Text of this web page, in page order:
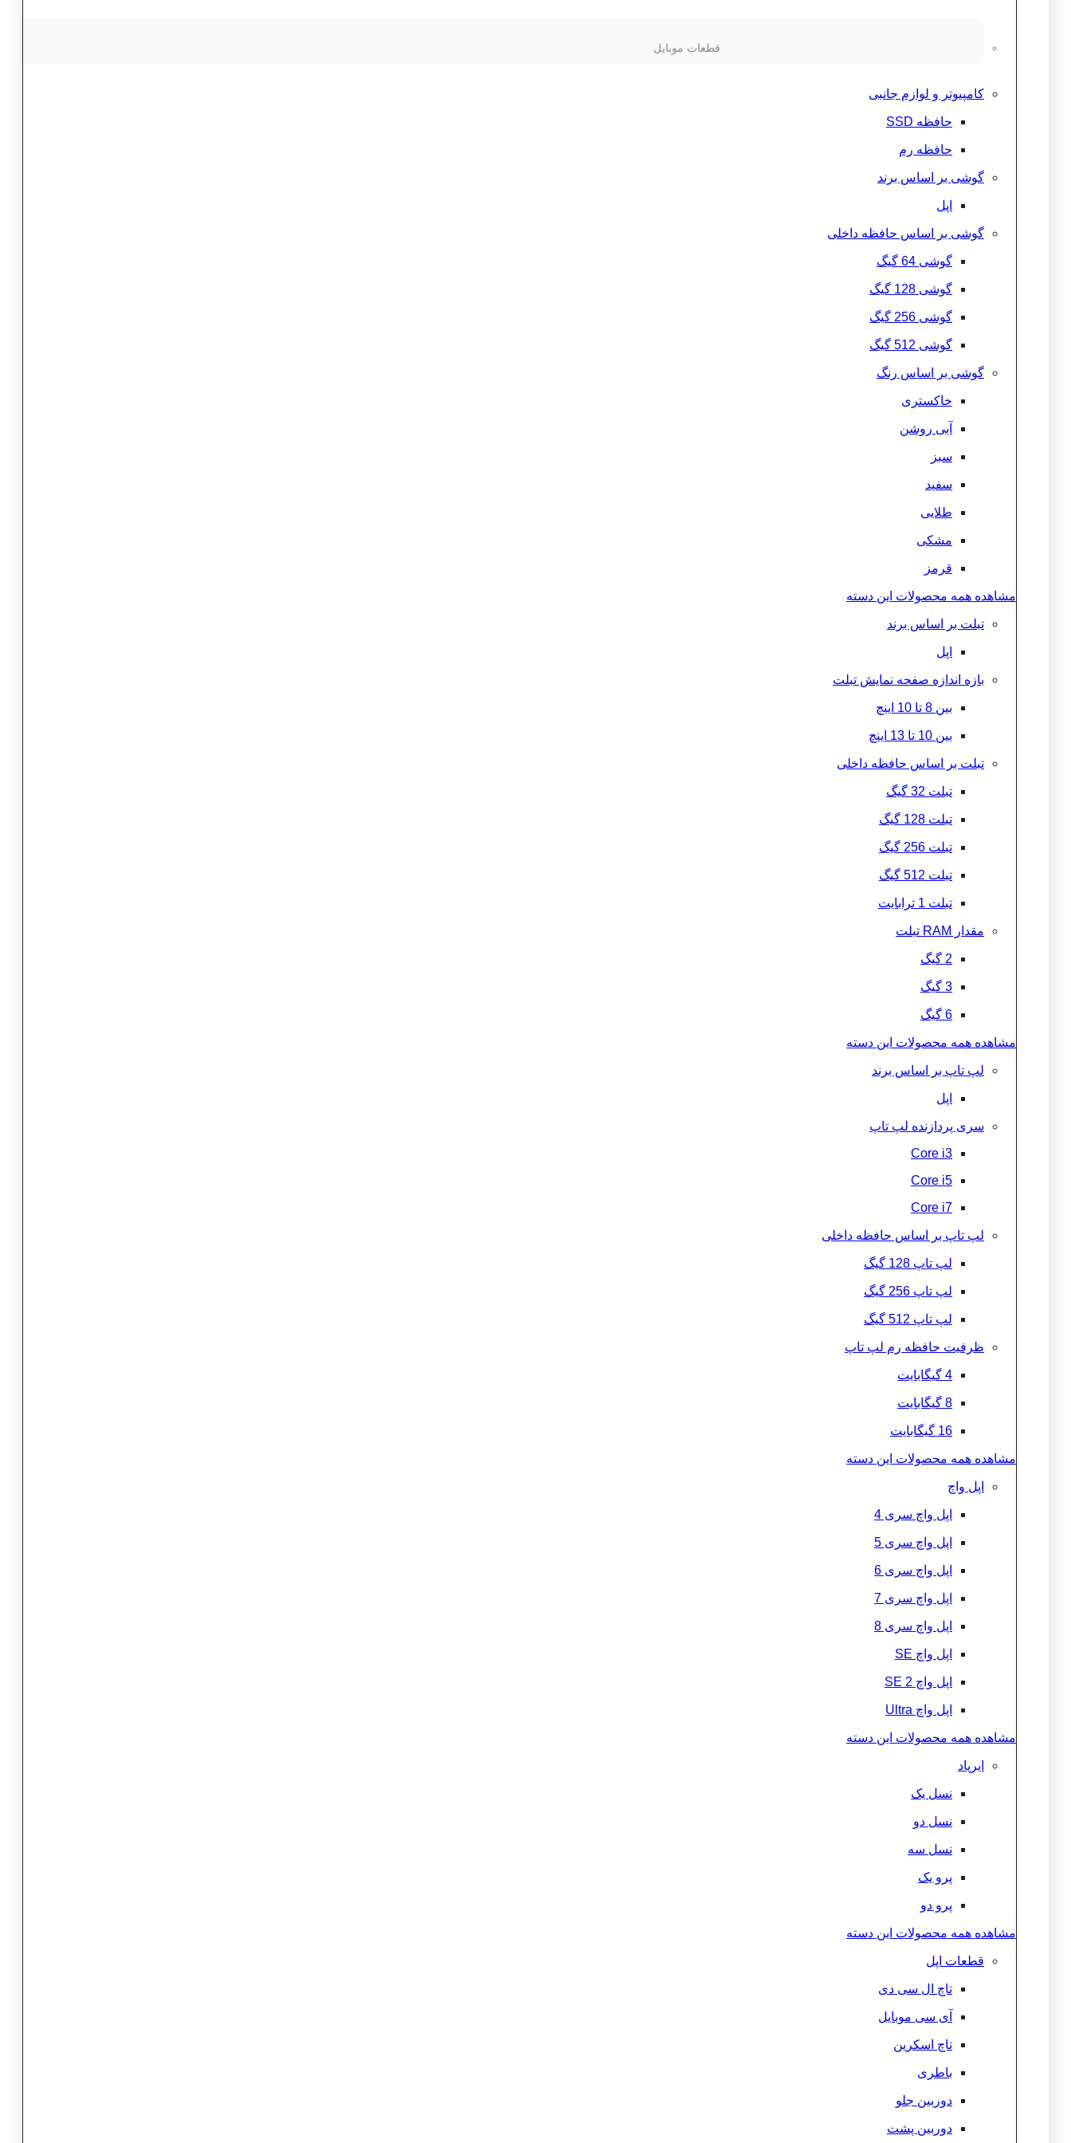
قطعات موبایل
کامپیوتر و لوازم جانبی
حافظه SSD
حافظه رم
گوشی بر اساس برند
اپل
گوشی بر اساس حافظه داخلی
گوشی 64 گیگ
گوشی 128 گیگ
گوشی 256 گیگ
گوشی 512 گیگ
گوشی بر اساس رنگ
خاکستری
آبی روشن
سبز
سفید
طلایی
مشکی
قرمز
مشاهده همه محصولات این دسته
تبلت بر اساس برند
اپل
بازه اندازه صفحه نمایش تبلت
بین 8 تا 10 اینچ
بین 10 تا 13 اینچ
تبلت بر اساس حافظه داخلی
تبلت 32 گیگ
تبلت 128 گیگ
تبلت 256 گیگ
تبلت 512 گیگ
تبلت 1 ترابایت
مقدار RAM تبلت
2 گیگ
3 گیگ
6 گیگ
مشاهده همه محصولات این دسته
لپ تاپ بر اساس برند
اپل
سری پردازنده لپ تاپ
Core i3
Core i5
Core i7
لپ تاپ بر اساس حافظه داخلی
لپ تاپ 128 گیگ
لپ تاپ 256 گیگ
لپ تاپ 512 گیگ
ظرفیت حافظه رم لپ تاپ
4 گیگابایت
8 گیگابایت
16 گیگابایت
مشاهده همه محصولات این دسته
اپل واچ
اپل واچ سری 4
اپل واچ سری 5
اپل واچ سری 6
اپل واچ سری 7
اپل واچ سری 8
اپل واچ SE
اپل واچ 2 SE
اپل واچ Ultra
مشاهده همه محصولات این دسته
ایرپاد
نسل یک
نسل دو
نسل سه
پرو یک
پرو دو
مشاهده همه محصولات این دسته
قطعات اپل
تاچ ال سی دی
آی سی موبایل
تاچ اسکرین
باطری
دوربین جلو
دوربین پشت